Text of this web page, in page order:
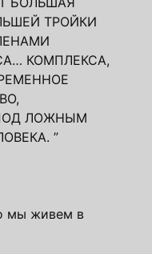
ТРОЙКИ
КОМПЛЕКСА,
ЛОЖНЫМ
”
мы живем в